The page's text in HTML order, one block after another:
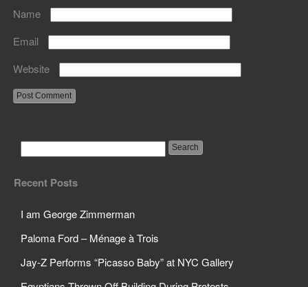
Name
Email
Website
Recent Posts
I am George Zimmerman
Paloma Ford – Ménage à Trois
Jay-Z Performs “Picasso Baby” at NYC Gallery